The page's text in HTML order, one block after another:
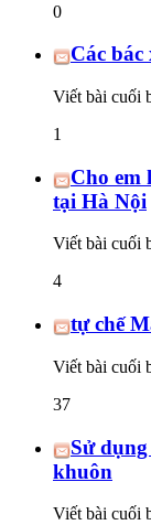
0
Các
Viết bài cuối
1
Cho em
tại Hà Nội
Viết bài cuối
4
tự chế
Viết bài cuối
37
Sử
khuôn
Viết bài cuối